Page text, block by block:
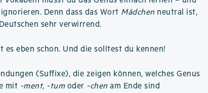
Denn dass das Wort Mädchen neutral ist,
sehr verwirrend.
es eben schon. Und die solltest du kennen!
(Suffixe), die zeigen können, welches Genus
mit -ment, -tumoder -chen am Ende sind